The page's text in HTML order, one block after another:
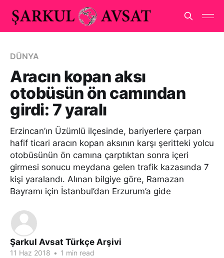
DÜNYA
Aracın kopan aksı
otobüsün ön camından
girdi: 7 yaralı
Erzincan’ın Üzümlü ilçesinde, bariyerlere çarpan
hafif ticari aracın kopan aksının karşı şeritteki yolcu
otobüsünün ön camına çarptıktan sonra içeri
girmesi sonucu meydana gelen trafik kazasında 7
kişi yaralandı. Alınan bilgiye göre, Ramazan
Bayramı için İstanbul’dan Erzurum’a gide
Şarkul Avsat Türkçe Arşivi
11 Haz 2018 • 1 min read